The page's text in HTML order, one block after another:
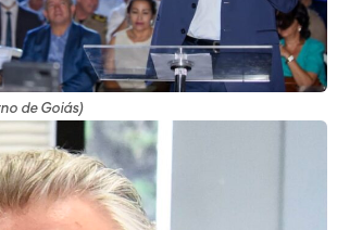
de Goiás)